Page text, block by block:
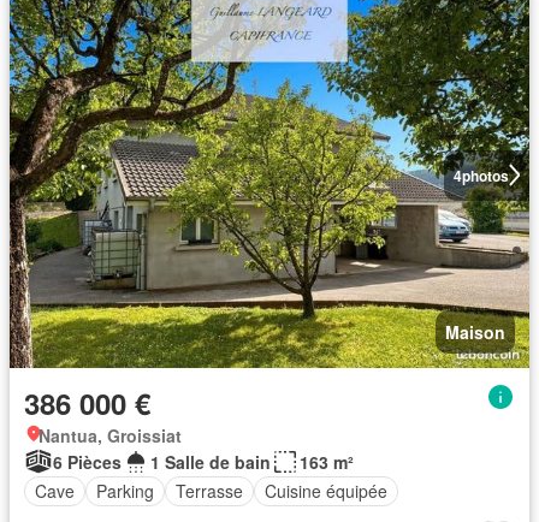
4photos
Maison
386 000 €
Nantua, Groissiat
6 Pièces
1 Salle de bain
163 m²
Cave
Parking Terrasse Cuisine équipée